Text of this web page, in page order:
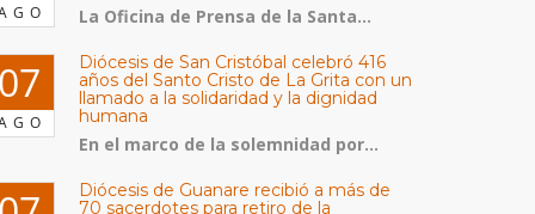
La Oficina de Prensa de la Santa...
Diócesis de San Cristóbal celebró 416
años del Santo Cristo de La Grita con un
llamado a la solidaridad y la dignidad
humana
En el marco de la solemnidad por...
Diócesis de Guanare recibió a más de
70 sacerdotes para retiro de la